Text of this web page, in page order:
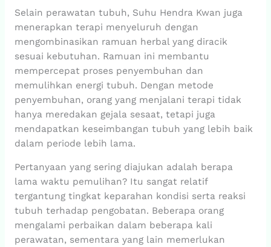
Selain perawatan tubuh, Suhu Hendra Kwan juga
menerapkan terapi menyeluruh dengan
mengombinasikan ramuan herbal yang diracik
sesuai kebutuhan. Ramuan ini membantu
mempercepat proses penyembuhan dan
memulihkan energi tubuh. Dengan metode
penyembuhan, orang yang menjalani terapi tidak
hanya meredakan gejala sesaat, tetapi juga
mendapatkan keseimbangan tubuh yang lebih baik
dalam periode lebih lama.
Pertanyaan yang sering diajukan adalah berapa
lama waktu pemulihan? Itu sangat relatif
tergantung tingkat keparahan kondisi serta reaksi
tubuh terhadap pengobatan. Beberapa orang
mengalami perbaikan dalam beberapa kali
perawatan, sementara yang lain memerlukan